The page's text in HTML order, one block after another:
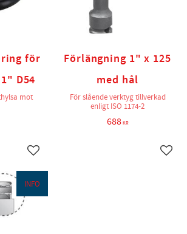
ring för
D54
mot
Lägg till i favoriter
Förlängning 1" x 125
med hål
För slående verktyg tillverkad
enligt ISO 1174-2
688KR
INFO